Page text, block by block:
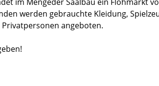
werden gebrauchte Kleidung,
angeboten.